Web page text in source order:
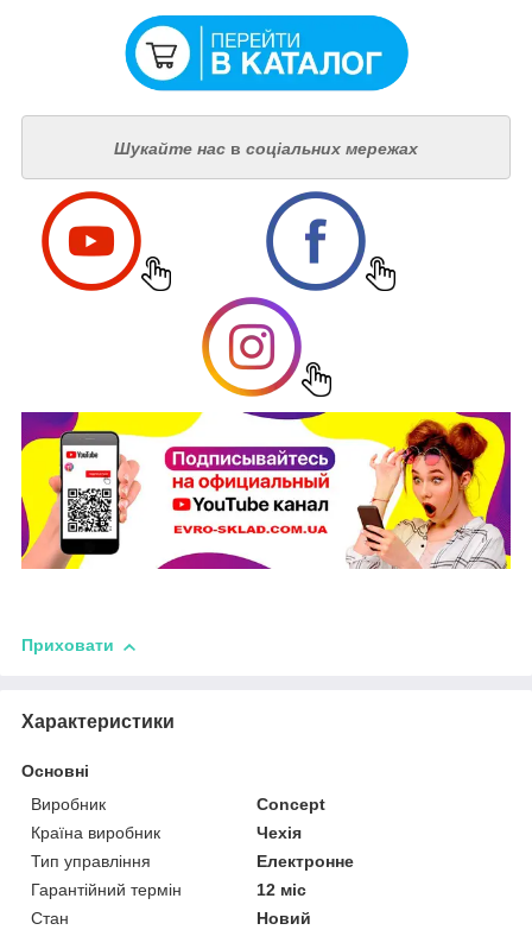
Шукайте нас в соціальних мережах
Приховати
Характеристики
Основні
Виробник
Concept
Країна виробник
Чехія
Тип управління
Електронне
Гарантійний термін
12 міс
Стан
Новий